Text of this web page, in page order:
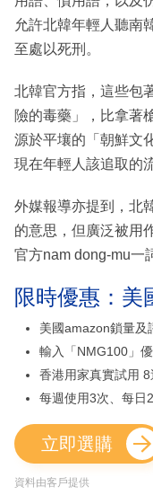
允許北韓年輕人聽南
至處以死刑。
北韓官方指，這些包
險的毒藥」，比拿著
源於平壤的「朝鮮文
現在年輕人該追取的
外媒報導亦提到，北
的意思，但廣泛被用
官方nam dong-mu一
限時優惠：美
美國amazon鎖量及
輸入「NMG100」
香港用家真實試用
每週使用3次、每日
立即選購
資料由客戶提供